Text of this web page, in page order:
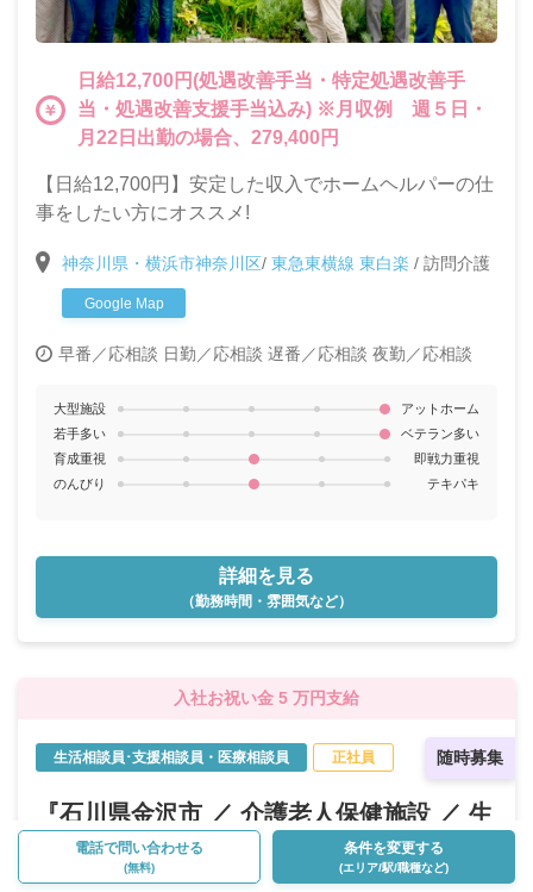
日給12,700円(処遇改善手当・特定処遇改善手
当・処遇改善支援手当込み) ※月収例 週５日・
月22日出勤の場合、279,400円
【日給12,700円】安定した収入でホームヘルパーの仕
事をしたい方にオススメ!
神奈川県・横浜市神奈川区/ 東急東横線 東白楽 / 訪問介護
Google Map
早番／応相談 日勤／応相談 遅番／応相談 夜勤／応相談
大型施設
アットホーム
若手多い
ベテラン多い
育成重視
即戦力重視
のんびり
テキパキ
詳細を見る
（勤務時間・雰囲気など）
入社お祝い金 5 万円支給
随時募集
生活相談員･支援相談員・医療相談員 正社員
『石川県金沢市 ／ 介護老人保健施設 ／ 生
活相談員･支援相談員・医療相談員 ／ 正社
員』のお仕事
電話で問い合わせる
(無料)
条件を変更する
(エリア/駅/職種など)